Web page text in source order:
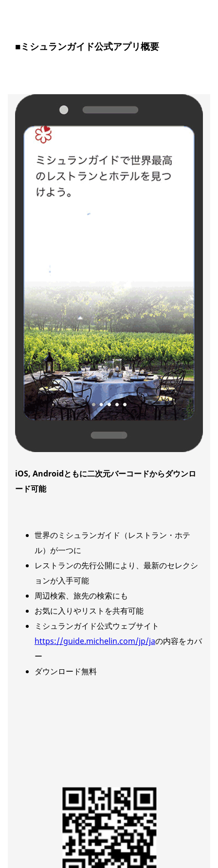
■ミシュランガイド公式アプリ概要
iOS, Androidともに二次元バーコードからダウンロ
ード可能
世界のミシュランガイド（レストラン・ホテ
ル）が一つに
レストランの先行公開により、最新のセレクシ
ョンが入手可能
周辺検索、旅先の検索にも
お気に入りやリストを共有可能
ミシュランガイド公式ウェブサイト
https://guide.michelin.com/jp/jaの内容をカバ
ー
ダウンロード無料